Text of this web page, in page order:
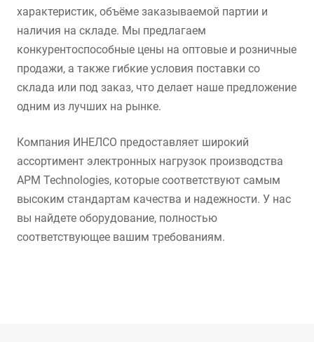
характеристик, объёме заказываемой партии и
наличия на складе. Мы предлагаем
конкурентоспособные цены на оптовые и розничные
продажи, а также гибкие условия поставки со
склада или под заказ, что делает наше предложение
одним из лучших на рынке.
Компания ИНЕЛСО предоставляет широкий
ассортимент электронных нагрузок производства
APM Technologies, которые соответствуют самым
высоким стандартам качества и надежности. У нас
вы найдете оборудование, полностью
соответствующее вашим требованиям.